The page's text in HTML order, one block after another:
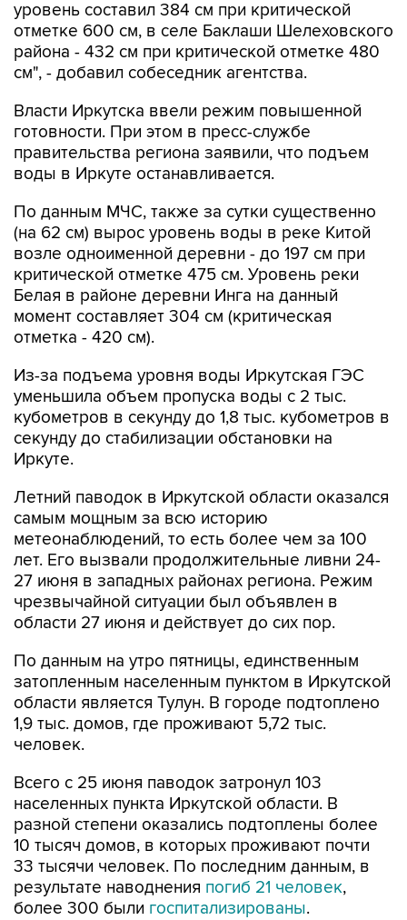
уровень составил 384 см при критической
отметке 600 см, в селе Баклаши Шелеховского
района - 432 см при критической отметке 480
см", - добавил собеседник агентства.
Власти Иркутска ввели режим повышенной
готовности. При этом в пресс-службе
правительства региона заявили, что подъем
воды в Иркуте останавливается.
По данным МЧС, также за сутки существенно
(на 62 см) вырос уровень воды в реке Китой
возле одноименной деревни - до 197 см при
критической отметке 475 см. Уровень реки
Белая в районе деревни Инга на данный
момент составляет 304 см (критическая
отметка - 420 см).
Из-за подъема уровня воды Иркутская ГЭС
уменьшила объем пропуска воды с 2 тыс.
кубометров в секунду до 1,8 тыс. кубометров в
секунду до стабилизации обстановки на
Иркуте.
Летний паводок в Иркутской области оказался
самым мощным за всю историю
метеонаблюдений, то есть более чем за 100
лет. Его вызвали продолжительные ливни 24-
27 июня в западных районах региона. Режим
чрезвычайной ситуации был объявлен в
области 27 июня и действует до сих пор.
По данным на утро пятницы, единственным
затопленным населенным пунктом в Иркутской
области является Тулун. В городе подтоплено
1,9 тыс. домов, где проживают 5,72 тыс.
человек.
Всего с 25 июня паводок затронул 103
населенных пункта Иркутской области. В
разной степени оказались подтоплены более
10 тысяч домов, в которых проживают почти
33 тысячи человек. По последним данным, в
результате наводнения погиб 21 человек,
более 300 были госпитализированы.